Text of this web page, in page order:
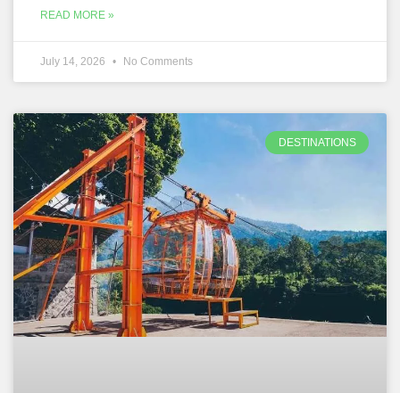
READ MORE »
July 14, 2026 No Comments
DESTINATIONS